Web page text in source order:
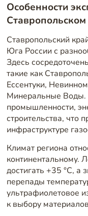
Особенности
Ставропольский
Юга России с
Здесь
такие как
Ессентуки,
Минеральные Воды.
промышленности,
строительства, что
инфраструктуре
Климат региона
континентальному.
достигать +35 °C, а
перепады
ультрафиолетовое
к выбору